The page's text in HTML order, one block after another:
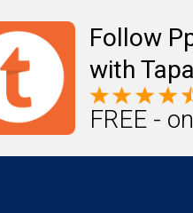
Follow
with
FREE -